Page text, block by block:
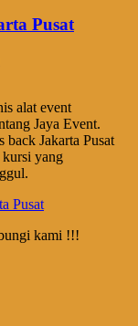
Pusat
alat event
Jaya Event.
back Jakarta Pusat
yang
kami !!!